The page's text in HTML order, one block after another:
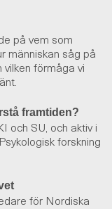
på vem som
människan såg på
förmåga vi
framtiden?
och SU, och aktiv i
forskning
för Nordiska